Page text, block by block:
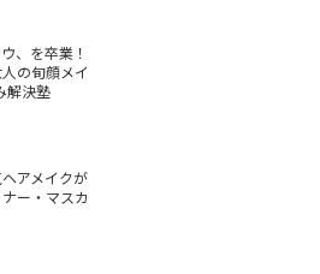
、を卒業！
の旬顔メイ
解決塾
アメイクが
ー・マスカ